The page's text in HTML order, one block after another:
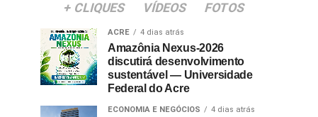
+ CLIQUES VÍDEOS FOTOS
ACRE 4 dias atrás
Amazônia Nexus-2026
discutirá desenvolvimento
sustentável — Universidade
Federal do Acre
ECONOMIA E NEGÓCIOS 4 dias atrás